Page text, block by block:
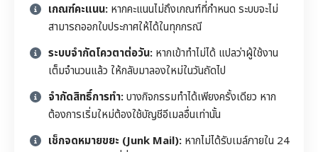
เกณฑ์คะแนน: หากคะแนนไม่ถึงเกณฑ์ที่กำหนด ระบบจะไม่
สามารถออกใบประกาศให้ได้ในทุกกรณี
ระบบจำกัดโควตาต่อวัน: หากเข้าทำไม่ได้ แปลว่าผู้ใช้งาน
เต็มจำนวนแล้ว ให้กลับมาลองใหม่ในวันถัดไป
จำกัดสิทธิ์การทำ:บางกิจกรรมทำได้เพียงครั้งเดียว หาก
ต้องการเริ่มใหม่ต้องใช้บัญชีอีเมลอื่นเท่านั้น
เช็กจดหมายขยะ (Junk Mail): หากไม่ได้รับเมล์ภายใน 24